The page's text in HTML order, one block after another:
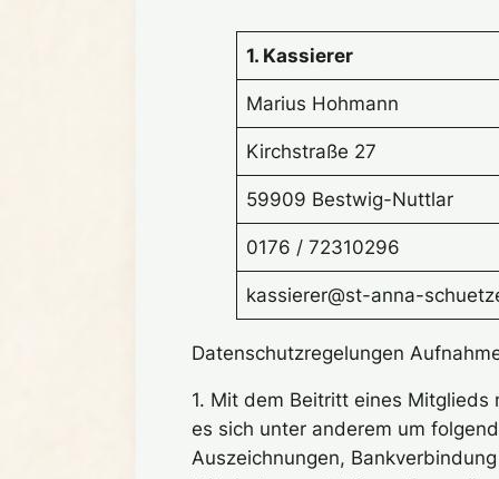
1. Kassierer
Marius Hohmann
Kirchstraße 27
59909 Bestwig-Nuttlar
0176 / 72310296
kassierer@st-anna-
Datenschutzregelungen
1. Mit dem Beitritt eines
es sich unter anderem um
Auszeichnungen,